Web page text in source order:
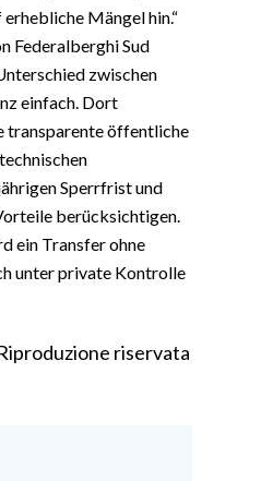
Mängel hin.“
Federalberghi Sud
zwischen
einfach. Dort
transparente öffentliche
Sperrfrist und
berücksichtigen.
ein Transfer ohne
unter private Kontrolle
riservata